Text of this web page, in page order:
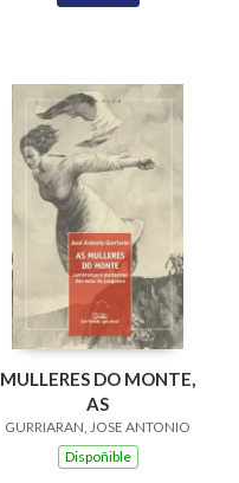
MULLERES DO MONTE,
AS
GURRIARAN, JOSE ANTONIO
Dispoñible